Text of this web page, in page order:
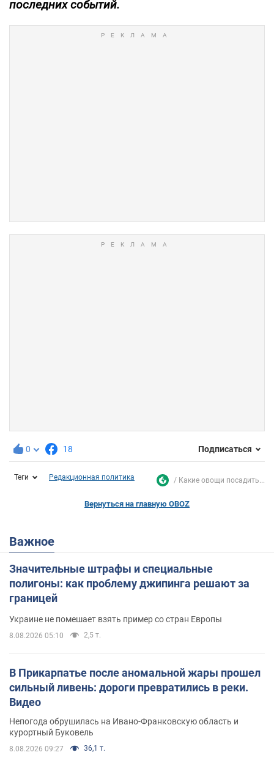
последних событий.
0 18 Подписаться
Теги Редакционная политика Какие овощи посадить...
Вернуться на главную OBOZ
Важное
Значительные штрафы и специальные
полигоны: как проблему джипинга решают за
границей
Украине не помешает взять пример со стран Европы
8.08.2026 05:10 2,5 т.
В Прикарпатье после аномальной жары прошел
сильный ливень: дороги превратились в реки.
Видео
Непогода обрушилась на Ивано-Франковскую область и
курортный Буковель
8.08.2026 09:27 36,1 т.